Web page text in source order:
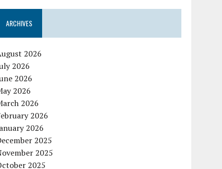
ARCHIVES
2026
2026
2026
2026
2026
2026
2026
2025
2025
2025